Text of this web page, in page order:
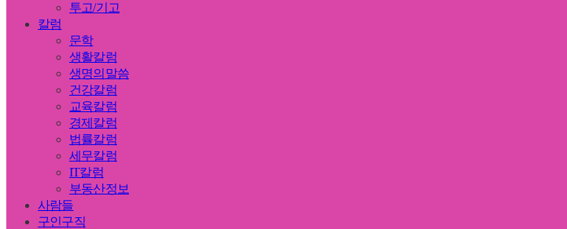
투고/기고
칼럼
문학
생활칼럼
생명의말씀
건강칼럼
교육칼럼
경제칼럼
법률칼럼
세무칼럼
IT칼럼
부동산정보
사람들
구인구직